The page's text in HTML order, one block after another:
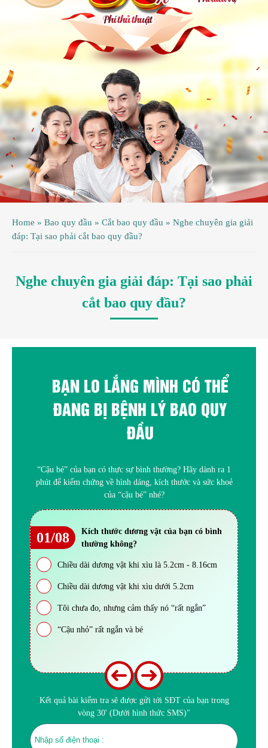
Home » Bao quy đầu » Cắt bao quy đầu » Nghe chuyên gia giải
đáp: Tại sao phải cắt bao quy đầu?
Nghe chuyên gia giải đáp: Tại sao phải
cắt bao quy đầu?
BẠN LO LẮNG MÌNH CÓ THỂ
ĐANG BỊ BỆNH LÝ BAO QUY
ĐẦU
“Cậu bé” của bạn có thực sự bình thường? Hãy dành ra 1
phút để kiểm chứng về hình dáng, kích thước và sức khoẻ
của “cậu bé” nhé?
01/08
Kích thước dương vật của bạn có bình
thường không?
Chiều dài dương vật khi xìu là 5.2cm - 8.16cm
Chiều dài dương vật khi xìu dưới 5.2cm
Tôi chưa đo, nhưng cảm thấy nó “rất ngắn”
“Cậu nhỏ” rất ngắn và bé
Kết quả bài kiểm tra sẽ được gửi tới SĐT của bạn trong
vòng 30' (Dưới hình thức SMS)"